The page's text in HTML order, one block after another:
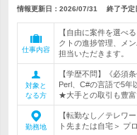
情報更新日：2026/07/31 終了予定
仕事内容
【自由に案件を選べ
クトの進捗管理、メ
担当いただきます。
対象と
なる方
【学歴不問】《必須
Perl、C#の言語で5
★大手との取引も豊
勤務地
【転勤なし／テレワ
ト先または自宅＞ プ